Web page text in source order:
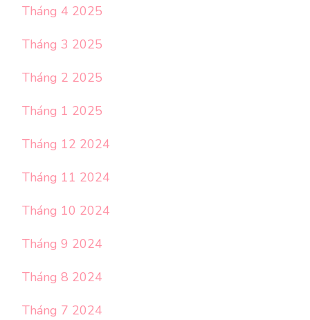
Tháng 4 2025
Tháng 3 2025
Tháng 2 2025
Tháng 1 2025
Tháng 12 2024
Tháng 11 2024
Tháng 10 2024
Tháng 9 2024
Tháng 8 2024
Tháng 7 2024